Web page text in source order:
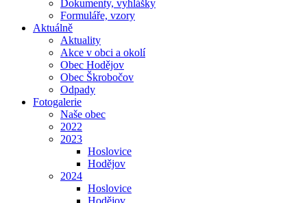
Dokumenty, vyhlášky
Formuláře, vzory
Aktuálně
Aktuality
Akce v obci a okolí
Obec Hodějov
Obec Škrobočov
Odpady
Fotogalerie
Naše obec
2022
2023
Hoslovice
Hodějov
2024
Hoslovice
Hodějov